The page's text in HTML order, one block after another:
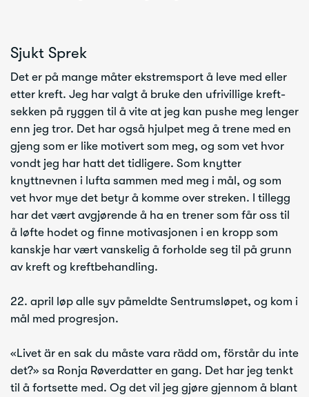
Sjukt Sprek
Det er på mange måter ekstremsport å leve med eller
etter kreft. Jeg har valgt å bruke den ufrivillige kreft-
sekken på ryggen til å vite at jeg kan pushe meg lenger
enn jeg tror. Det har også hjulpet meg å trene med en
gjeng som er like motivert som meg, og som vet hvor
vondt jeg har hatt det tidligere. Som knytter
knyttnevnen i lufta sammen med meg i mål, og som
vet hvor mye det betyr å komme over streken. I tillegg
har det vært avgjørende å ha en trener som får oss til
å løfte hodet og finne motivasjonen i en kropp som
kanskje har vært vanskelig å forholde seg til på grunn
av kreft og kreftbehandling.
22. april løp alle syv påmeldte Sentrumsløpet, og kom i
mål med progresjon.
«Livet är en sak du måste vara rädd om, förstår du inte
det?» sa Ronja Røverdatter en gang. Det har jeg tenkt
til å fortsette med. Og det vil jeg gjøre gjennom å blant